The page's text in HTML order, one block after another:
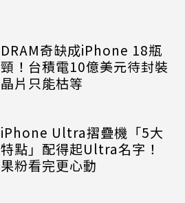
DRAM奇缺成iPhone 18瓶
頸！台積電10億美元待封裝
晶片只能枯等
iPhone Ultra摺疊機「5大
特點」配得起Ultra名字！
果粉看完更心動